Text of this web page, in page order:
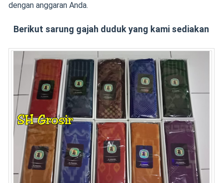
dengan anggaran Anda.
Berikut sarung gajah duduk yang kami sediakan